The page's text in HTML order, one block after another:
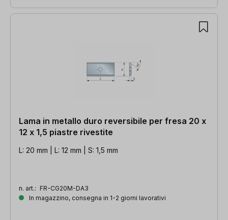
Lama in metallo duro reversibile per fresa 20 x
12 x 1,5 piastre rivestite
L: 20 mm | L: 12 mm | S: 1,5 mm
n. art.: FR-CG20M-DA3
In magazzino, consegna in 1-2 giorni lavorativi